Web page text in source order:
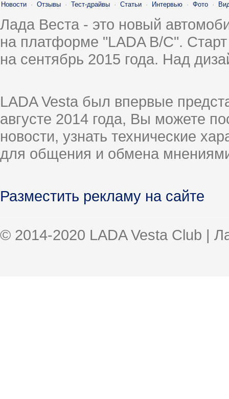
Новости · Отзывы · Тест-драйвы · Статьи · Интервью · Фото ·
Лада Веста - это новый
на платформе "LADA B/C".
на сентябрь 2015 года. Над
LADA Vesta был впервые
августе 2014 года, Вы можете
новости, узнать технические
для общения и обмена
Разместить рекламу на сайте
© 2014-2020 LADA Vesta Club |